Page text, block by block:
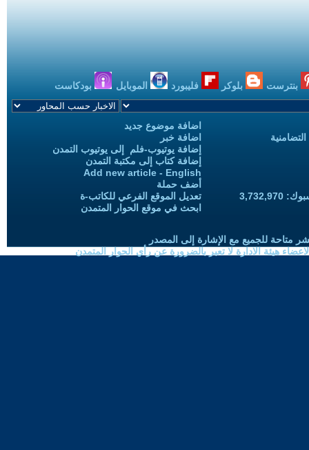
بنترست بلوكر فليبورد الموبايل بودكاست
اضافة موضوع جديد
اضافة خبر
إضافة يوتيوب-فلم إلى يوتيوب التمدن
إضافة كتاب إلى مكتبة التمدن
Add new article - English
أضف حملة
تعديل الموقع الفرعي للكاتب-ة
ابحث في موقع الحوار المتمدن
متاحة للجميع مع الإشارة إلى المصدر
هيئة الادارة لا تعبر بالضرورة عن رأي الحوار المتمدن